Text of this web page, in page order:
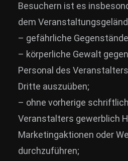
Besuchern ist es
dem
– gefährliche
– körperliche Gewalt
Personal des
Dritte auszuüben;
– ohne vorherige
Veranstalters gewerblich
Marketingaktionen oder
durchzuführen;